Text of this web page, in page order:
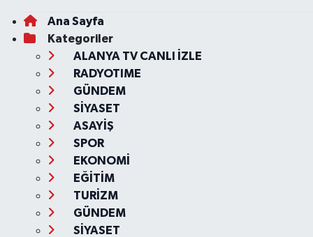
Ana Sayfa
Kategoriler
ALANYA TV CANLI İZLE
RADYOTIME
GÜNDEM
SİYASET
ASAYİŞ
SPOR
EKONOMİ
EĞİTİM
TURİZM
GÜNDEM
SİYASET